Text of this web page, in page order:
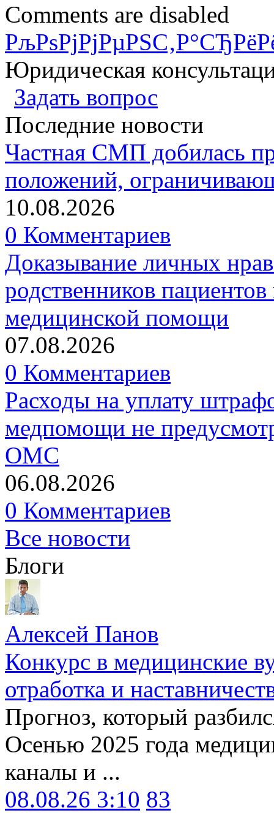
Comments are disabled
Юридическая
Задать вопрос
Последние новости
Частная СМП добилась
положений,
10.08.2026
0 Комментариев
Доказывание личных
родственников
медицинской помощи
07.08.2026
0 Комментариев
Расходы на уплату
медпомощи не
ОМС
06.08.2026
0 Комментариев
Все новости
Блоги
Алексей Панов
Конкурс в медицинские
отработка и
Прогноз, который
Осенью 2025 года
каналы и ...
08.08.26 3:10 83